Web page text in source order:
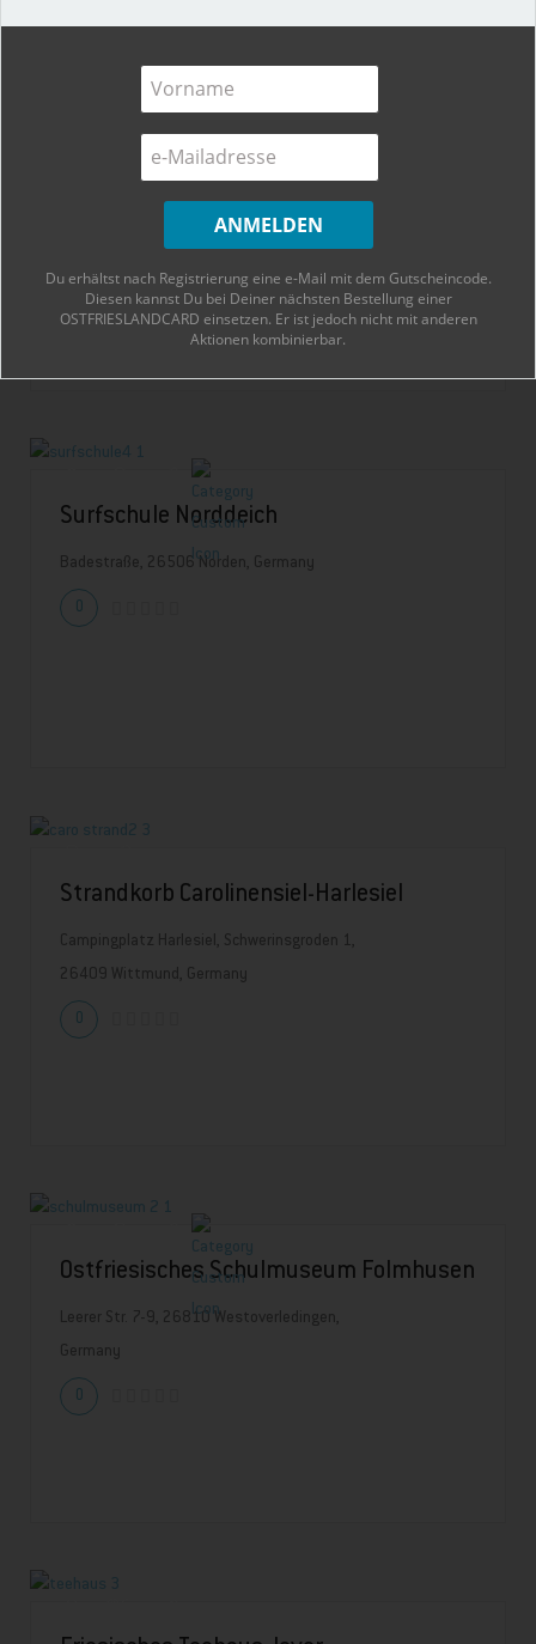
Bohnen Bar (Wochenmärkte)
Surfschule Norddeich
Badestraße, 26506 Norden, Germany
0
Strandkorb Carolinensiel-Harlesiel
Campingplatz Harlesiel, Schwerinsgroden 1,
26409 Wittmund, Germany
0
Ostfriesisches Schulmuseum Folmhusen
Leerer Str. 7-9, 26810 Westoverledingen,
Germany
0
Du erhältst nach Registrierung eine e-Mail mit dem Gutscheincode.
Diesen kannst Du bei Deiner nächsten Bestellung einer
OSTFRIESLANDCARD einsetzen. Er ist jedoch nicht mit anderen
Aktionen kombinierbar.